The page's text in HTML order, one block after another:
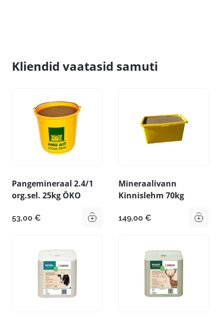
Kliendid vaatasid samuti
Pangemineraal 2.4/1
org.sel. 25kg ÖKO
53,00 €
Mineraalivann
Kinnislehm 70kg
149,00 €